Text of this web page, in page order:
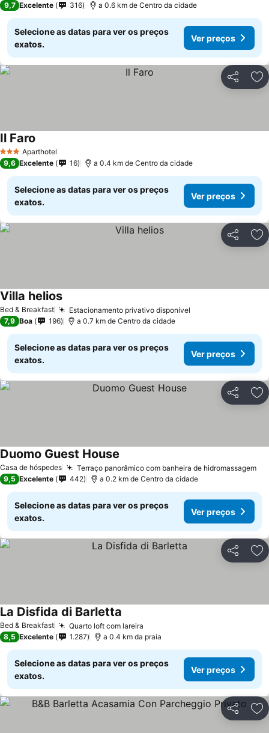
9,7 Excelente 316 a 0.6 km de Centro da cidade
Selecione as datas para ver os preços
exatos.
Ver preços
Partilhar
3 EstrelasAparthotel
Il Faro
9,6 Excelente 16 a 0.4 km de Centro da cidade
Selecione as datas para ver os preços
exatos.
Ver preços
Partilhar
Bed & Breakfast Estacionamento privativo disponível
Villa heliosVer preços
7,9 Boa 196 a 0.7 km de Centro da cidade
Selecione as datas para ver os preços
exatos.
Ver preços
Partilhar
Casa de hóspedes Terraço panorâmico com banheira de hidromassagem
Duomo Guest House
9,5 Excelente 442 a 0.2 km de Centro da cidade
Selecione as datas para ver os preços
exatos.
Ver preços
Partilhar
Bed & Breakfast Quarto loft com lareira
La Disfida di Barletta
8,5 Excelente 1.287 a 0.4 km da praia
Selecione as datas para ver os preços
exatos.
Ver preços
Partilhar